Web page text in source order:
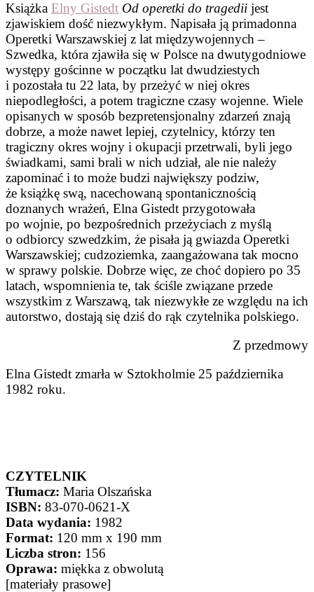
Książka Elny Gistedt Od operetki do tragedii jest
zjawiskiem dość niezwykłym. Napisała ją primadonna
Operetki Warszawskiej z lat międzywojennych –
Szwedka, która zjawiła się w Polsce na dwutygodniowe
występy gościnne w początku lat dwudziestych
i pozostała tu 22 lata, by przeżyć w niej okres
niepodległości, a potem tragiczne czasy wojenne. Wiele
opisanych w sposób bezpretensjonalny zdarzeń znają
dobrze, a może nawet lepiej, czytelnicy, którzy ten
tragiczny okres wojny i okupacji przetrwali, byli jego
świadkami, sami brali w nich udział, ale nie należy
zapominać i to może budzi największy podziw,
że książkę swą, nacechowaną spontanicznością
doznanych wrażeń, Elna Gistedt przygotowała
po wojnie, po bezpośrednich przeżyciach z myślą
o odbiorcy szwedzkim, że pisała ją gwiazda Operetki
Warszawskiej; cudzoziemka, zaangażowana tak mocno
w sprawy polskie. Dobrze więc, ze choć dopiero po 35
latach, wspomnienia te, tak ściśle związane przede
wszystkim z Warszawą, tak niezwykłe ze względu na ich
autorstwo, dostają się dziś do rąk czytelnika polskiego.
Z przedmowy
Elna Gistedt zmarła w Sztokholmie 25 października
1982 roku.
CZYTELNIK
Tłumacz: Maria Olszańska
ISBN: 83-070-0621-X
Data wydania: 1982
Format: 120 mm x 190 mm
Liczba stron: 156
Oprawa: miękka z obwolutą
[materiały prasowe]